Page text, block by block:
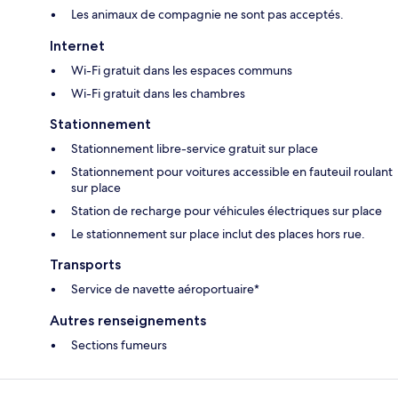
Les animaux de compagnie ne sont pas acceptés.
Internet
Wi-Fi gratuit dans les espaces communs
Wi-Fi gratuit dans les chambres
Stationnement
Stationnement libre-service gratuit sur place
Stationnement pour voitures accessible en fauteuil roulant
sur place
Station de recharge pour véhicules électriques sur place
Le stationnement sur place inclut des places hors rue.
Transports
Service de navette aéroportuaire*
Autres renseignements
Sections fumeurs